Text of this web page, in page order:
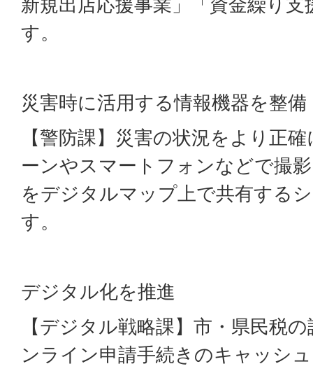
新規出店応援事業」「資金繰り
す。
災害時に活用する情報機器を整備
【警防課】災害の状況をより正
ーンやスマートフォンなどで撮
をデジタルマップ上で共有する
す。
デジタル化を推進
【デジタル戦略課】市・県民税
ンライン申請手続きのキャッシ